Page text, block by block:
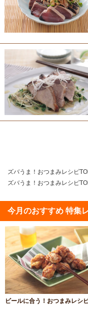
ズバうま！おつまみレシピ
ズバうま！おつまみレシピ
今月のおすすめ 特集
ビールに合う！おつまみレシ